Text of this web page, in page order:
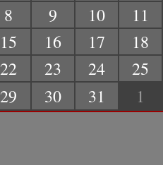
8 9 10
11
15 16 17
18
22 23 24
25
29 30 31 1